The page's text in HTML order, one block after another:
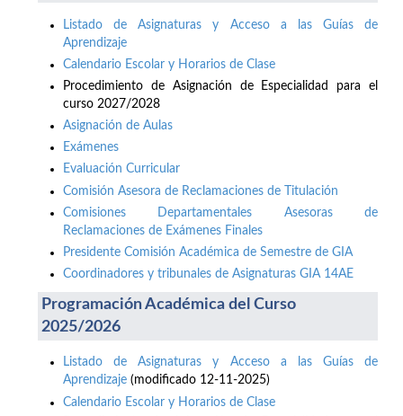
Listado de Asignaturas y Acceso a las Guías de
Aprendizaje
Calendario Escolar y Horarios de Clase
Procedimiento de Asignación de Especialidad para el
curso 2027/2028
Asignación de Aulas
Exámenes
Evaluación Curricular
Comisión Asesora de Reclamaciones de Titulación
Comisiones Departamentales Asesoras de
Reclamaciones de Exámenes Finales
Presidente Comisión Académica de Semestre de GIA
Coordinadores y tribunales de Asignaturas GIA 14AE
Programación Académica del Curso
2025/2026
Listado de Asignaturas y Acceso a las Guías de
Aprendizaje (modificado 12-11-2025)
Calendario Escolar y Horarios de Clase